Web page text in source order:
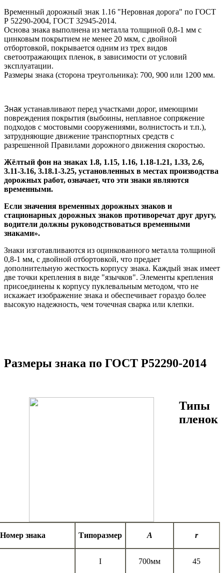
Временный дорожный знак 1.16 "Неровная дорога" по ГОСТ
Р 52290-2004, ГОСТ 32945-2014.
Основа знака выполнена из металла толщиной 0,8-1 мм с
цинковым покрытием не менее 20 мкм, с двойной
отбортовкой, покрывается одним из трех видов
светоотражающих пленок, в зависимости от условий
эксплуатации.
Размеры знака (сторона треугольника): 700, 900 или 1200 мм.
Знак устанавливают перед участками дорог, имеющими
повреждения покрытия (выбоины, неплавное сопряжение
подходов с мостовыми сооружениями, волнистость и т.п.),
затрудняющие движение транспортных средств с
разрешенной Правилами дорожного движения скоростью.
Жёлтый фон на знаках 1.8, 1.15, 1.16, 1.18-1.21, 1.33, 2.6,
3.11-3.16, 3.18.1-3.25, установленных в местах производства
дорожных работ, означает, что эти знаки являются
временными.
Если значения временных дорожных знаков и
стационарных дорожных знаков противоречат друг другу,
водители должны руководствоваться временными
знаками».
Знаки изготавливаются из оцинкованного металла толщиной
0,8-1 мм, с двойной отбортовкой, что предает
дополнительную жесткость корпусу знака. Каждый знак имеет
две точки крепления в виде "язычков". Элементы крепления
присоединены к корпусу пуклевальным методом, что не
искажает изображение знака и обеспечивает гораздо более
высокую надежность, чем точечная сварка или клепки.
Размеры знака по ГОСТ Р52290-2014
Номер знака Типоразмер А r
I 700мм 45
Типы
пленок